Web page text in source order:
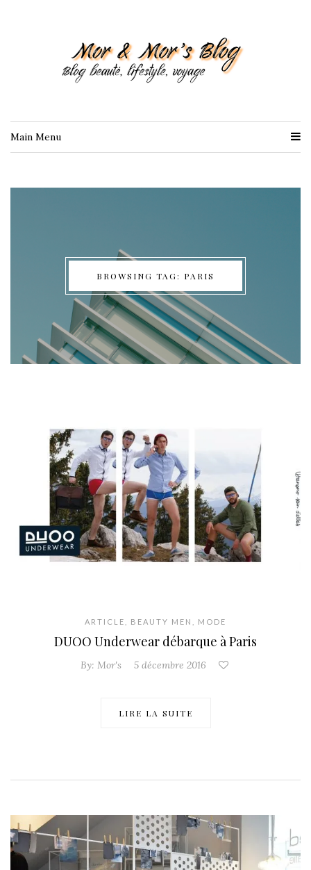
Main Menu
BROWSING TAG: PARIS
ARTICLE BEAUTY MEN MODE
DUOO Underwear débarque à Paris
By: Mor's 5 décembre 2016
LIRE LA SUITE